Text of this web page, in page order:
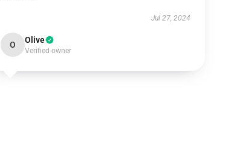
Jul 27, 2024
O Olive
Verified owner